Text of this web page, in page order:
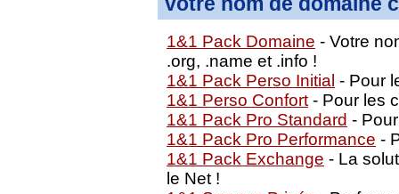
1&1 Pack Domaine - Votre
.org, .name et .info !
1&1 Pack Perso Initial - Pour
1&1 Perso Confort - Pour les
1&1 Pack Pro Standard -
1&1 Pack Pro Performance -
1&1 Pack Exchange - La
le Net !